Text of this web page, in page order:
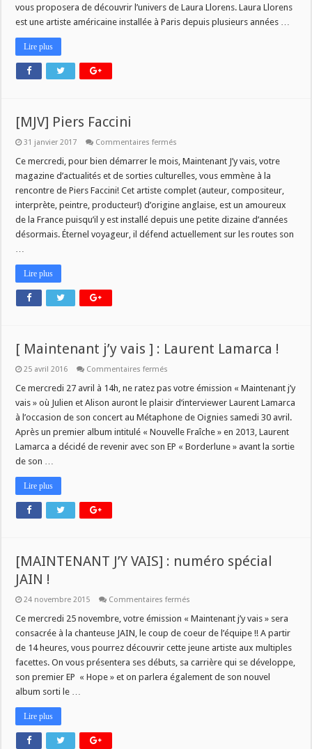
vous proposera de découvrir l’univers de Laura Llorens. Laura Llorens
est une artiste américaine installée à Paris depuis plusieurs années …
Lire plus
[MJV] Piers Faccini
31 janvier 2017 Commentaires fermés
Piers
Faccini
Ce mercredi, pour bien démarrer le mois, Maintenant J’y vais, votre
magazine d’actualités et de sorties culturelles, vous emmène à la
rencontre de Piers Faccini! Cet artiste complet (auteur, compositeur,
interprète, peintre, producteur!) d’origine anglaise, est un amoureux
de la France puisqu’il y est installé depuis une petite dizaine d’années
désormais. Éternel voyageur, il défend actuellement sur les routes son
Lire plus
[ Maintenant j’y vais ] : Laurent Lamarca !
25 avril 2016 Commentaires fermés
Maintenant
vais
]
:
Laurent
!
Ce mercredi 27 avril à 14h, ne ratez pas votre émission « Maintenant j’y
vais » où Julien et Alison auront le plaisir d’interviewer Laurent Lamarca
à l’occasion de son concert au Métaphone de Oignies samedi 30 avril.
Après un premier album intitulé « Nouvelle Fraîche » en 2013, Laurent
Lamarca a décidé de revenir avec son EP « Borderlune » avant la sortie
de son …
Lire plus
[MAINTENANT J’Y VAIS] : numéro spécial
JAIN !
24 novembre 2015 Commentaires fermés
J’Y
:
numéro
spécial
JAIN
Ce mercredi 25 novembre, votre émission « Maintenant j’y vais » sera
consacrée à la chanteuse JAIN, le coup de coeur de l’équipe !! A partir
de 14 heures, vous pourrez découvrir cette jeune artiste aux multiples
facettes. On vous présentera ses débuts, sa carrière qui se développe,
son premier EP « Hope » et on parlera également de son nouvel
album sorti le …
Lire plus